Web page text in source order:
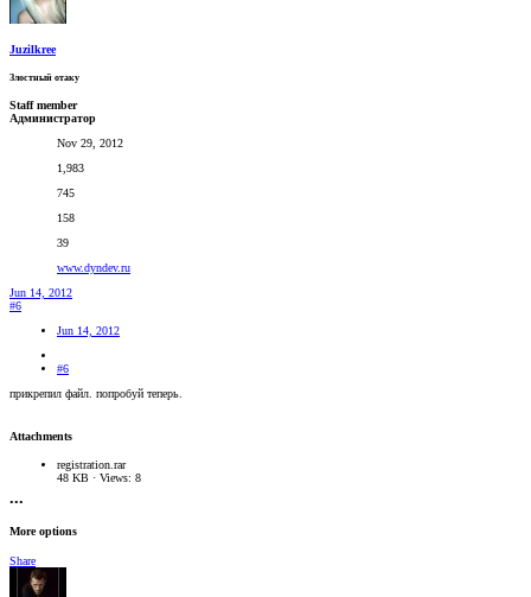
Juzilkree
Злостный отаку
Staff member
Администратор
Nov 29, 2012
1,983
745
158
39
www.dyndev.ru
Jun 14, 2012
#6
Jun 14, 2012
#6
прикрепил файл. попробуй теперь.
Attachments
registration.rar
48 KB · Views: 8
•••
More options
Share